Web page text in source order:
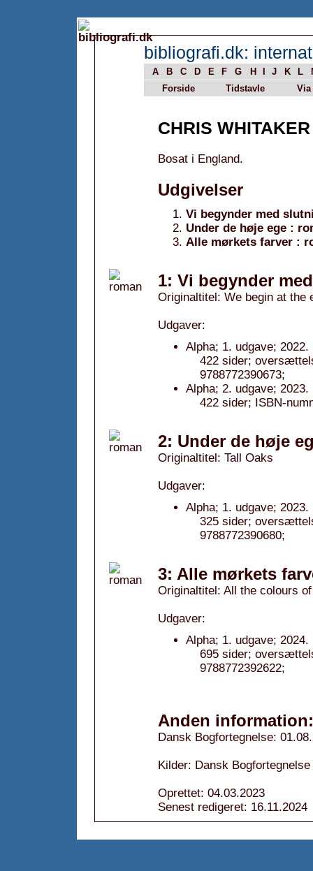
bibliografi.dk:
A B C D E F G H J K L
Forside
Tidstavle Via
CHRIS WHITAKER
Bosat i England.
Udgivelser
Vi begynder med
Under de høje ege :
Alle mørkets farver :
1: Vi begynder
Originaltitel: We begin at the
Udgaver:
Alpha; 1. udgave; 2022.
422 sider;
9788772390673;
Alpha; 2. udgave; 2023.
422 sider; ISBN-
2: Under de høje
Originaltitel: Tall Oaks
Udgaver:
Alpha; 1. udgave; 2023.
325 sider;
9788772390680;
3: Alle mørkets
Originaltitel: All the colours
Udgaver:
Alpha; 1. udgave; 2024.
695 sider;
9788772392622;
Anden information:
Dansk Bogfortegnelse:
Kilder: Dansk Bogfortegnelse
Oprettet: 04.03.2023
Senest redigeret: 16.11.2024